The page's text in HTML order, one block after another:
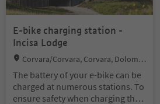
E-bike charging station -
Incisa Lodge
Location:
Corvara/Corvara, Corvara, Dolomit
The battery of your e-bike can be
charged at numerous stations. To
ensure safety when charging the